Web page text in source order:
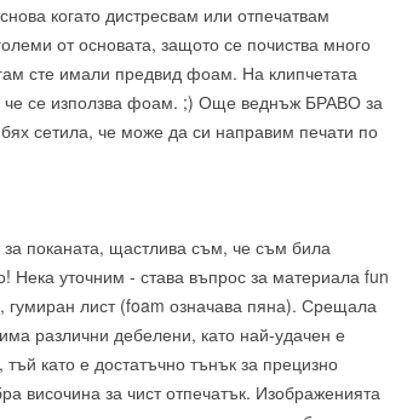
когато дистресвам или отпечатвам
от основата, защото се почиства много
сте имали предвид фоам. На клипчетата
че се използва фоам. ;) Още веднъж БРАВО за
сетила, че може да си направим печати по
за поканата, щастлива съм, че съм била
Нека уточним - става въпрос за материала fun
гумиран лист (foam означава пяна). Срещала
различни дебелени, като най-удачен е
като е достатъчно тънък за прецизно
височина за чист отпечатък. Изображенията